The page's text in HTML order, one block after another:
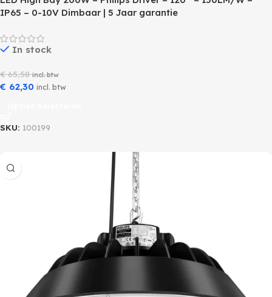
IP65 – 0-10V Dimbaar | 5 Jaar garantie
In stock
€65,58 incl. btw
€ 62,30 incl. btw
SKU: 100199